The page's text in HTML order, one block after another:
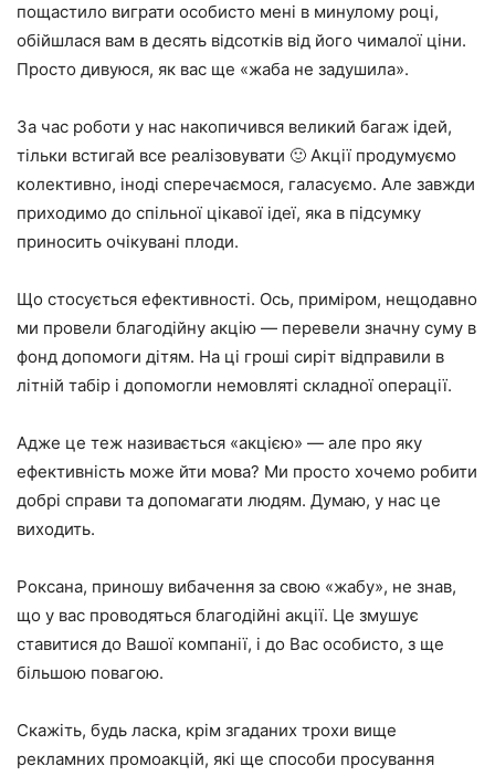
пощастило виграти особисто мені в минулому році,
обійшлася вам в десять відсотків від його чималої ціни.
Просто дивуюся, як вас ще «жаба не задушила».
За час роботи у нас накопичився великий багаж ідей,
тільки встигай все реалізовувати 🙂 Акції продумуємо
колективно, іноді сперечаємося, галасуємо. Але завжди
приходимо до спільної цікавої ідеї, яка в підсумку
приносить очікувані плоди.
Що стосується ефективності. Ось, приміром, нещодавно
ми провели благодійну акцію — перевели значну суму в
фонд допомоги дітям. На ці гроші сиріт відправили в
літній табір і допомогли немовляті складної операції.
Адже це теж називається «акцією» — але про яку
ефективність може йти мова? Ми просто хочемо робити
добрі справи та допомагати людям. Думаю, у нас це
виходить.
Роксана, приношу вибачення за свою «жабу», не знав,
що у вас проводяться благодійні акції. Це змушує
ставитися до Вашої компанії, і до Вас особисто, з ще
більшою повагою.
Скажіть, будь ласка, крім згаданих трохи вище
рекламних промоакцій, які ще способи просування